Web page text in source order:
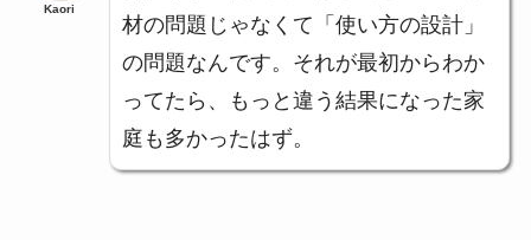
Kaori
材の問題じゃなくて「使い方の設計」
の問題なんです。それが最初からわか
ってたら、もっと違う結果になった家
庭も多かったはず。